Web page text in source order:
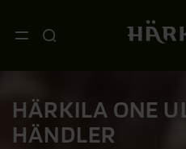
HÄRKILA ONE
HÄNDLER